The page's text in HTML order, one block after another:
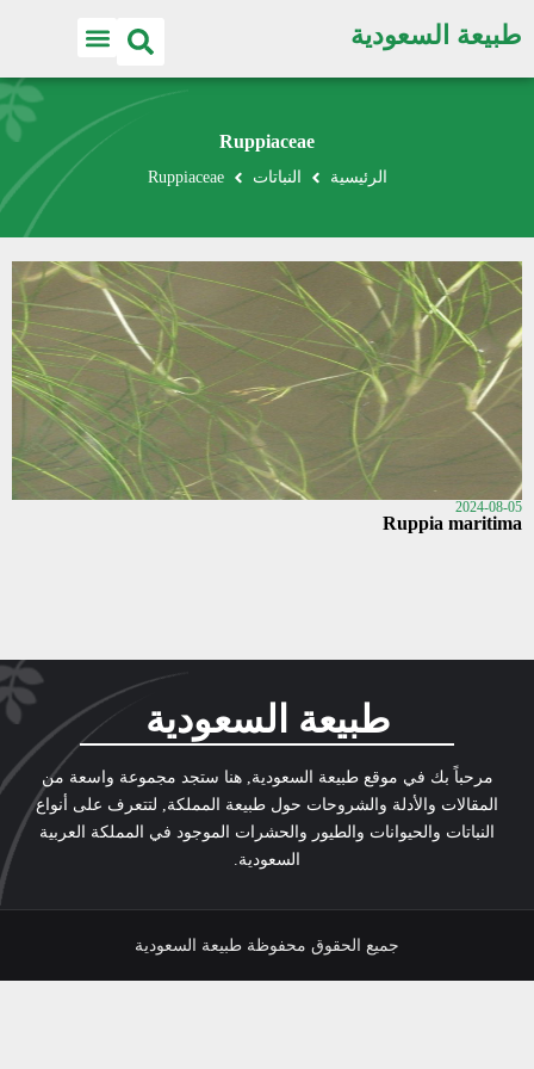
طبيعة السعودية
Ruppiaceae
الرئيسية النباتات Ruppiaceae
2024-08-05
Ruppia maritima
طبيعة السعودية
مرحباً بك في موقع طبيعة السعودية, هنا ستجد مجموعة واسعة من
المقالات والأدلة والشروحات حول طبيعة المملكة, لتتعرف على أنواع
النباتات والحيوانات والطيور والحشرات الموجود في المملكة العربية
السعودية.
جميع الحقوق محفوظة طبيعة السعودية